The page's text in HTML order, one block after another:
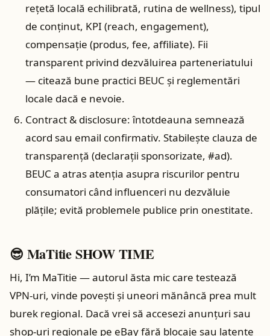
reţetă locală echilibrată, rutina de wellness), tipul
de conținut, KPI (reach, engagement),
compensaţie (produs, fee, affiliate). Fii
transparent privind dezvăluirea parteneriatului
— citează bune practici BEUC și reglementări
locale dacă e nevoie.
Contract & disclosure: întotdeauna semnează
acord sau email confirma­tiv. Stabilește clauza de
transparență (declarații sponsorizate, #ad).
BEUC a atras atenția asupra riscurilor pentru
consumatori când influenceri nu dezvăluie
plățile; evită problemele publice prin onestitate.
😎 MaTitie SHOW TIME
Hi, I’m MaTitie — autorul ăsta mic care testează
VPN‑uri, vinde poveşti şi uneori mănâncă prea mult
burek regional. Dacă vrei să accesezi anunţuri sau
shop‑uri regionale pe eBay fără blocaje sau latenţe